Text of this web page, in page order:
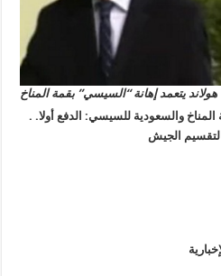
هولاند يتعمد إهانة “السيسي” بقمة المناخ
والسعودية للسيسي: الدفع أولا. .